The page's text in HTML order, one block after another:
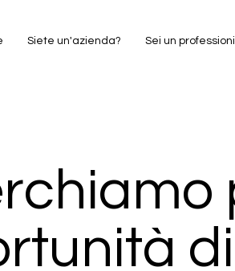
Siete un'azienda? Sei un